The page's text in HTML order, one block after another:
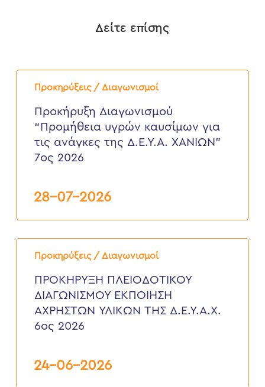
Δείτε επίσης
Προκηρύξεις / Διαγωνισμοί
Προκήρυξη
Διαγωνισμού
υγρών
καυσίμων
ανάγκες
2026
Προκήρυξη Διαγωνισμού
“Προμήθεια υγρών καυσίμων για
τις ανάγκες της Δ.Ε.Υ.Α. ΧΑΝΙΩΝ”
7ος 2026
28-07-2026
Προκηρύξεις / Διαγωνισμοί
ΠΡΟΚΗΡΥΞΗ
ΠΛΕΙΟΔΟΤΙΚΟΥ
ΕΚΠΟΙΗΣΗ
ΑΧΡΗΣΤΩΝ
ΥΛΙΚΩΝ
Δ.Ε.Υ.Α.Χ.
ΠΡΟΚΗΡΥΞΗ ΠΛΕΙΟΔΟΤΙΚΟΥ
ΔΙΑΓΩΝΙΣΜΟΥ ΕΚΠΟΙΗΣΗ
ΑΧΡΗΣΤΩΝ ΥΛΙΚΩΝ ΤΗΣ Δ.Ε.Υ.Α.Χ.
6ος 2026
24-06-2026